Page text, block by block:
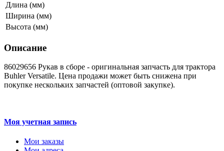
Длина (мм)
Ширина (мм)
Высота (мм)
Описание
86029656 Рукав в сборе - оригинальная запчасть для трактора
Buhler Versatile. Цена продажи может быть снижена при
покупке нескольких запчастей (оптовой закупке).
Моя учетная запись
Мои заказы